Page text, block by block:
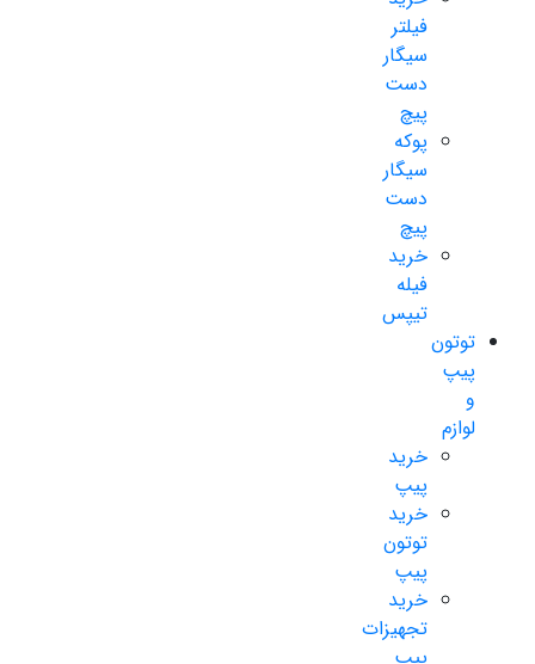
فیلتر
سیگار
دست
پیچ
پوکه
سیگار
دست
پیچ
خرید
فیله
تیپس
توتون
پیپ
و
لوازم
خرید
پیپ
خرید
توتون
پیپ
خرید
تجهیزات
پیپ